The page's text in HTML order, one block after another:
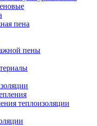
пена
пены
теплоизоляции